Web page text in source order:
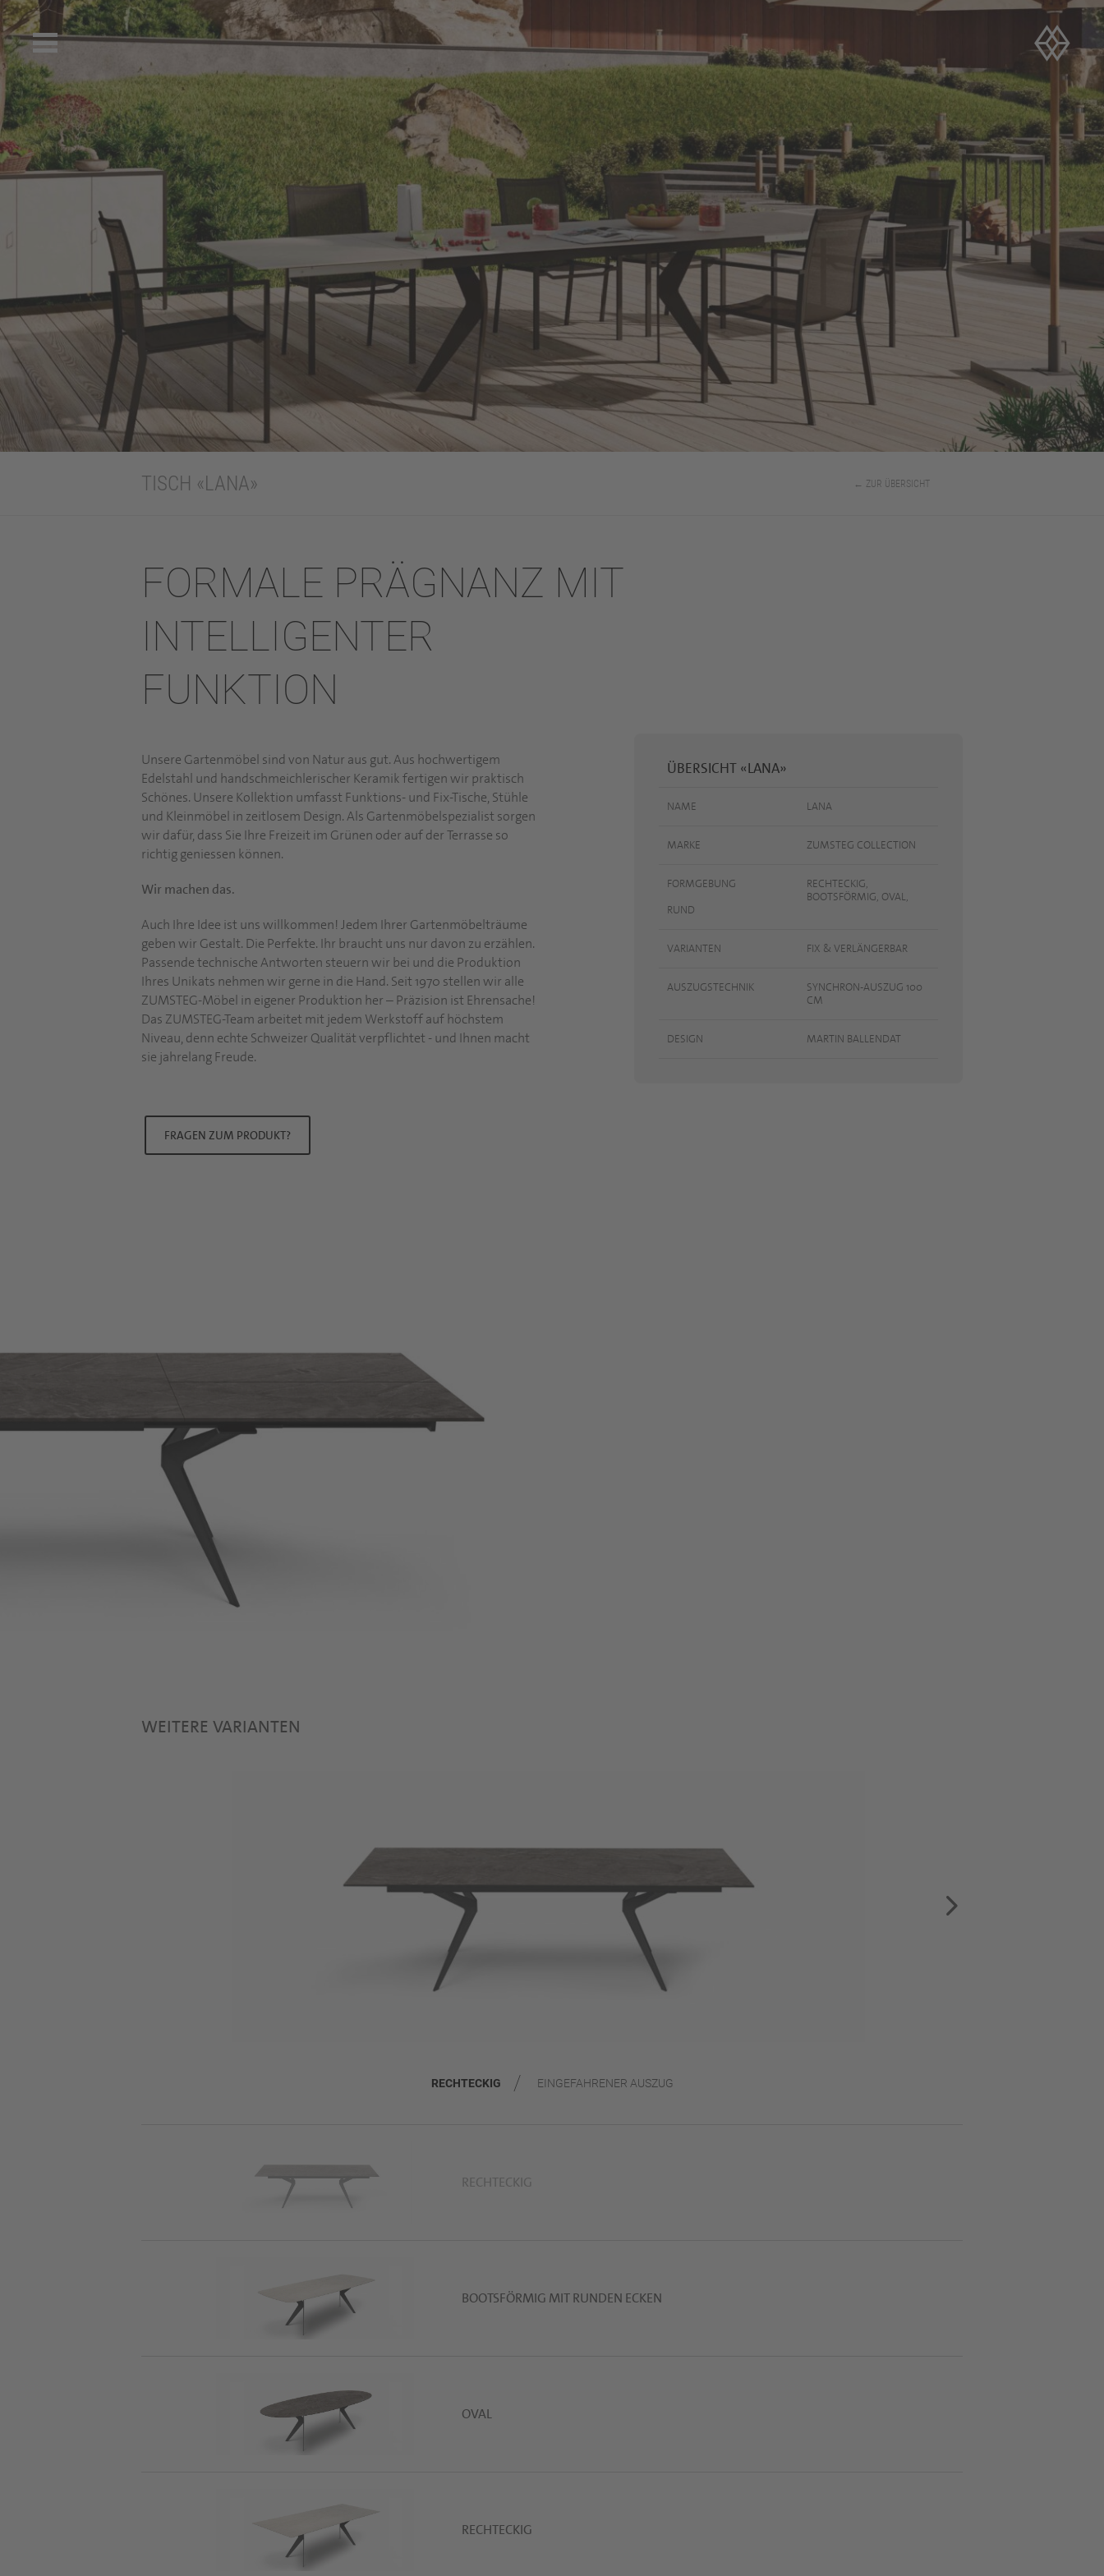
TISCH «LANA» ← ZUR ÜBERSICHT
FORMALE PRÄGNANZ MIT
INTELLIGENTER
FUNKTION
Unsere Gartenmöbel sind von Natur aus gut. Aus hochwertigem
Edelstahl und handschmeichlerischer Keramik fertigen wir praktisch
Schönes. Unsere Kollektion umfasst Funktions- und Fix-Tische, Stühle
und Kleinmöbel in zeitlosem Design. Als Gartenmöbelspezialist sorgen
wir dafür, dass Sie Ihre Freizeit im Grünen oder auf der Terrasse so
richtig geniessen können.
Wir machen das.
Auch Ihre Idee ist uns willkommen! Jedem Ihrer Gartenmöbelträume
geben wir Gestalt. Die Perfekte. Ihr braucht uns nur davon zu erzählen.
Passende technische Antworten steuern wir bei und die Produktion
Ihres Unikats nehmen wir gerne in die Hand. Seit 1970 stellen wir alle
ZUMSTEG-Möbel in eigener Produktion her – Präzision ist Ehrensache!
Das ZUMSTEG-Team arbeitet mit jedem Werkstoff auf höchstem
Niveau, denn echte Schweizer Qualität verpflichtet - und Ihnen macht
sie jahrelang Freude.
FRAGEN ZUM PRODUKT?
ÜBERSICHT «LANA»
NAME LANA
MARKE ZUMSTEG COLLECTION
FORMGEBUNG
RECHTECKIG,
BOOTSFÖRMIG, OVAL,
RUND
VARIANTEN FIX & VERLÄNGERBAR
AUSZUGSTECHNIK
SYNCHRON-AUSZUG 100
CM
DESIGN MARTIN BALLENDAT
WEITERE VARIANTEN
RECHTECKIG EINGEFAHRENER AUSZUG
RECHTECKIG
BOOTSFÖRMIG MIT RUNDEN ECKEN
OVAL
RECHTECKIG